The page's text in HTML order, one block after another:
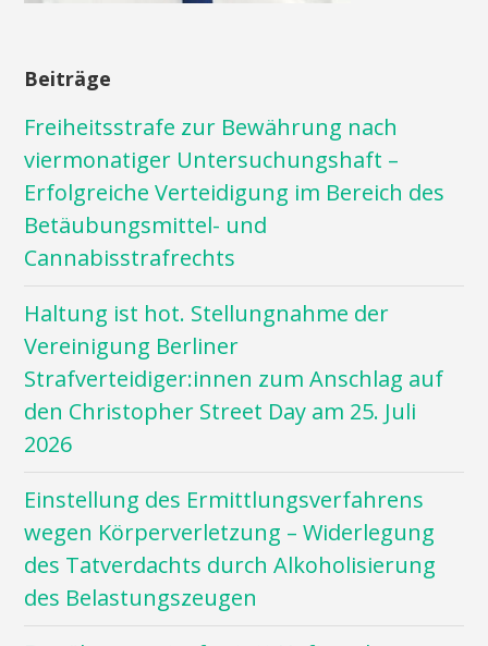
Beiträge
Freiheitsstrafe zur Bewährung nach
viermonatiger Untersuchungshaft –
Erfolgreiche Verteidigung im Bereich des
Betäubungsmittel- und
Cannabisstrafrechts
Haltung ist hot. Stellungnahme der
Vereinigung Berliner
Strafverteidiger:innen zum Anschlag auf
den Christopher Street Day am 25. Juli
2026
Einstellung des Ermittlungsverfahrens
wegen Körperverletzung – Widerlegung
des Tatverdachts durch Alkoholisierung
des Belastungszeugen